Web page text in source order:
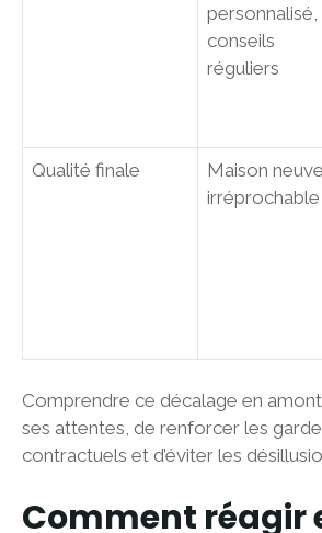
personnalisé,
conseils
réguliers
Qualité finale
Maison neuve
irréprochable
Comprendre ce décalage en
ses attentes, de renforcer les
contractuels et d’éviter les
Comment réagir